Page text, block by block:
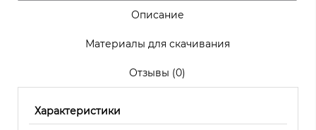
Описание
Материалы для скачивания
Отзывы (0)
Характеристики